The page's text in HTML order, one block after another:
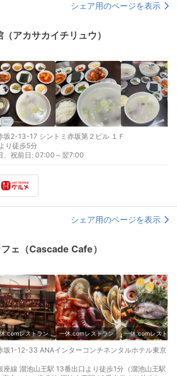
シェア用のページを表示
アカサカイチリュウ）
坂2-13-17 シントミ赤坂第２ビル １Ｆ
り徒歩5分
、祝前日: 07:00～翌7:00
シェア用のページを表示
ェ（Cascade Cafe）
.comレストラン 一休.comレストラン 一休.comレストラ
坂1-12-33 ANAインターコンチネンタルホテル東京
座線 溜池山王駅 13番出口より徒歩1分（溜池山王駅